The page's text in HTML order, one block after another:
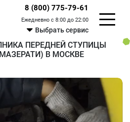
8 (800) 775-79-61
Ежедневно с 8:00 до 22:00
Выбрать сервис
ПЕРЕДНЕЙ СТУПИЦЫ
В МОСКВЕ